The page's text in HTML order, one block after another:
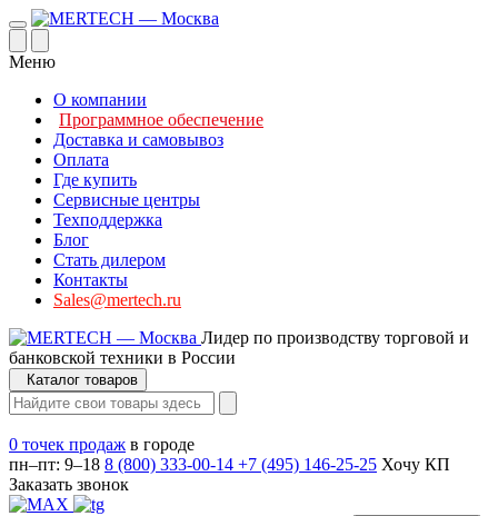
Меню
О компании
Программное обеспечение
Доставка и самовывоз
Оплата
Где купить
Сервисные центры
Техподдержка
Блог
Стать дилером
Контакты
Sales@mertech.ru
Лидер по производству торговой и
банковской техники в России
Каталог товаров
0 точек продаж в городе
пн–пт: 9–18 8 (800) 333-00-14 +7 (495) 146-25-25 Хочу КП
Заказать звонок